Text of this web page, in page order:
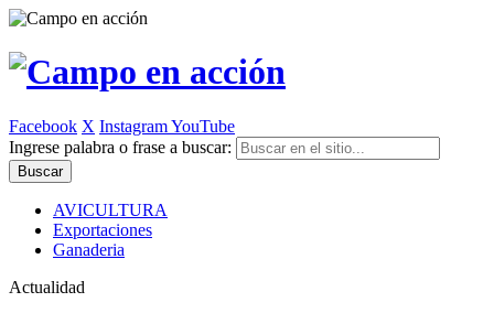
Facebook X InstagramYouTube
Ingrese palabra o frase a buscar:
AVICULTURA
Exportaciones
Ganaderia
Actualidad